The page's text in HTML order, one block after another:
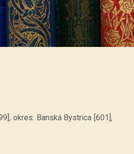
okres: Banská Bystrica [601],